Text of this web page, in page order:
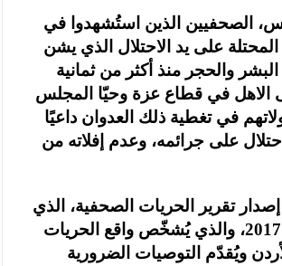
الصحفيين الذين استُشهدوا في
على يد الاحتلال الذي يشن
والحجر منذ أكثر من ثمانية
في قطاع عزة وحيّا المجلس
في تغطية ذلك العدوان داعيًا
على جرائمه، وعدم إفلاته من
تقرير الحريات الصحفية، الذي
توقف منذ عام 2017، والذي يُشخّص واقع الحريات
ويُقدّم التوصيات الضرورية